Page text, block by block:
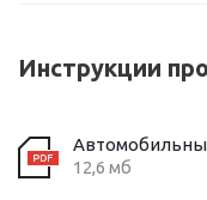
Инструкции
12,6 мб